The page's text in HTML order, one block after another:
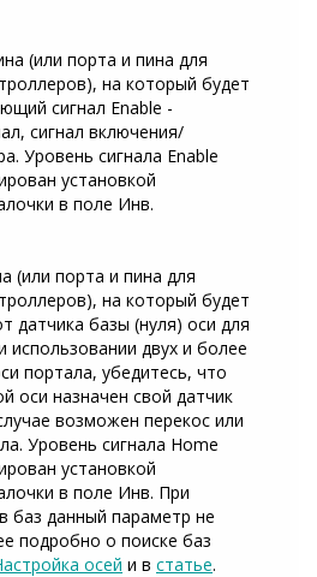
(или порта и пина для
на который будет
сигнал Enable -
сигнал включения/
Уровень сигнала Enable
установкой
в поле Инв.
(или порта и пина для
на который будет
датчика базы (нуля) оси для
использовании двух и более
портала, убедитесь, что
оси назначен свой датчик
возможен перекос или
Уровень сигнала Home
установкой
в поле Инв. При
баз данный параметр не
подробно о поиске баз
осей и в статье.